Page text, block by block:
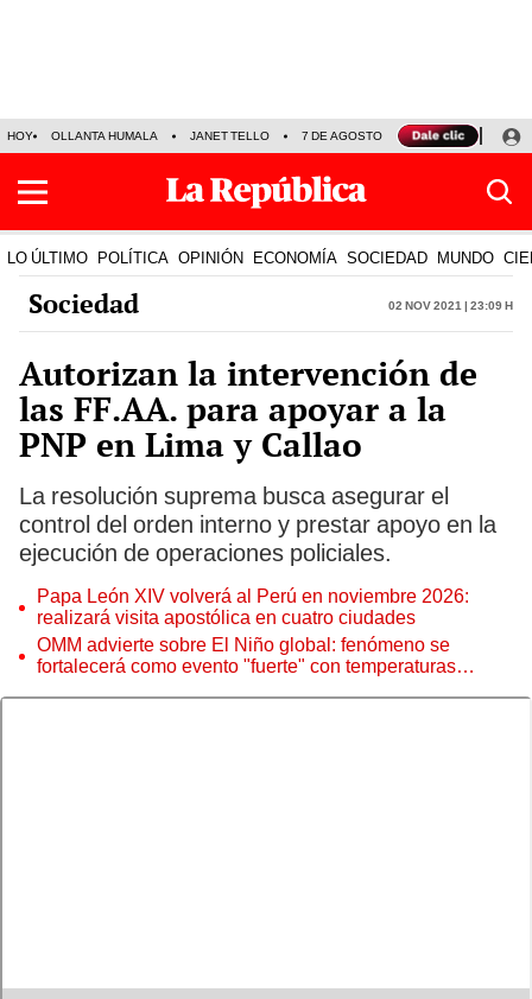
HOY OLLANTA HUMALA JANET TELLO 7 DE AGOSTO TINKA RESULTADOS
LO ÚLTIMO POLÍTICA OPINIÓN ECONOMÍA SOCIEDAD MUNDO
Sociedad 02 Nov 2021 | 23:09 h
Autorizan la intervención de
las FF.AA. para apoyar a la
PNP en Lima y Callao
La resolución suprema busca asegurar el
control del orden interno y prestar apoyo en la
ejecución de operaciones policiales.
Papa León XIV volverá al Perú en noviembre 2026:
realizará visita apostólica en cuatro ciudades
OMM advierte sobre El Niño global: fenómeno se
fortalecerá como evento "fuerte" con temperaturas